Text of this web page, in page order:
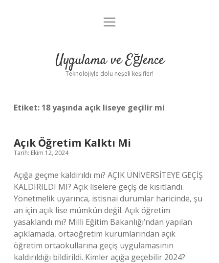
Anasayfa
Yasal Uyarı
menüyü
Uygulama ve Eğlence
Teknolojiyle dolu neşeli keşifler!
Etiket: 18 yaşında açık liseye geçilir mi
Açık Öğretim Kalktı Mi
Tarih: Ekim 12, 2024
Açığa geçme kaldırıldı mı? AÇIK ÜNİVERSİTEYE GEÇİŞ
KALDIRILDI MI? Açık liselere geçiş de kısıtlandı.
Yönetmelik uyarınca, istisnai durumlar haricinde, şu
an için açık lise mümkün değil. Açık öğretim
yasaklandı mı? Milli Eğitim Bakanlığı’ndan yapılan
açıklamada, ortaöğretim kurumlarından açık
öğretim ortaokullarına geçiş uygulamasının
kaldırıldığı bildirildi. Kimler açığa geçebilir 2024?